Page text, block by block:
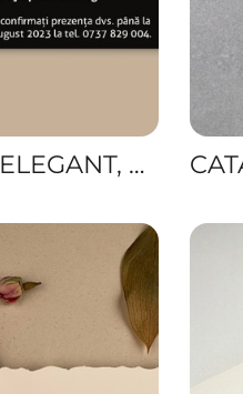
INVITAȚII DIGITALE – ELEGANT, RAPID ȘI ECO-FRIENDLY PENTRU EVENIMENTUL TĂU